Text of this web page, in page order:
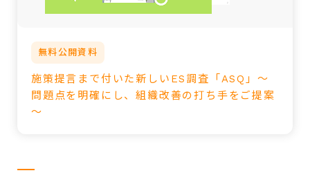
無料公開資料
施策提言まで付いた新しいES調査「ASQ」～
問題点を明確にし、組織改善の打ち手をご提案
～